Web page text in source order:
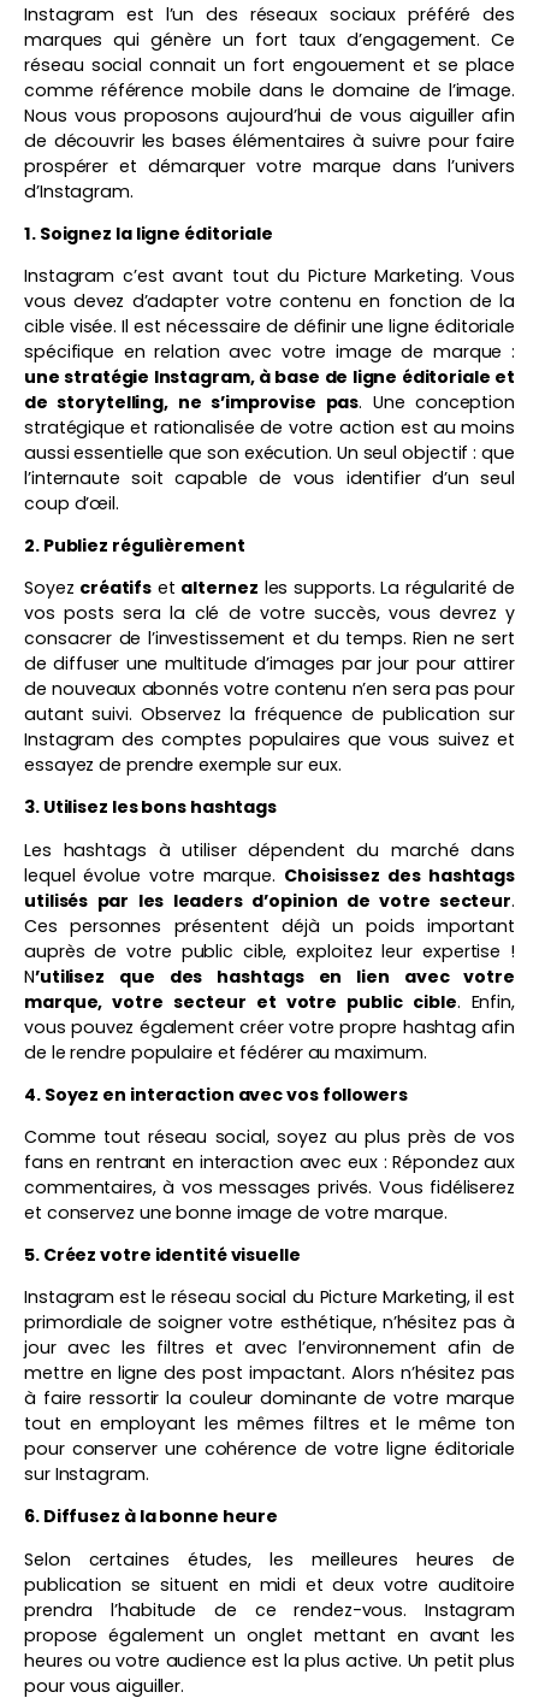
Instagram est l’un des réseaux sociaux préféré des
marques qui génère un fort taux d’engagement. Ce
réseau social connait un fort engouement et se place
comme référence mobile dans le domaine de l’image.
Nous vous proposons aujourd’hui de vous aiguiller afin
de découvrir les bases élémentaires à suivre pour faire
prospérer et démarquer votre marque dans l’univers
d’Instagram.
1. Soignez la ligne éditoriale
Instagram c’est avant tout du Picture Marketing. Vous
vous devez d’adapter votre contenu en fonction de la
cible visée. Il est nécessaire de définir une ligne éditoriale
spécifique en relation avec votre image de marque :
une stratégie Instagram, à base de ligne éditoriale et
de storytelling, ne s’improvise pas. Une conception
stratégique et rationalisée de votre action est au moins
aussi essentielle que son exécution. Un seul objectif : que
l’internaute soit capable de vous identifier d’un seul
coup d’œil.
2. Publiez régulièrement
Soyez créatifs et alternez les supports. La régularité de
vos posts sera la clé de votre succès, vous devrez y
consacrer de l’investissement et du temps. Rien ne sert
de diffuser une multitude d’images par jour pour attirer
de nouveaux abonnés votre contenu n’en sera pas pour
autant suivi. Observez la fréquence de publication sur
Instagram des comptes populaires que vous suivez et
essayez de prendre exemple sur eux.
3. Utilisez les bons hashtags
Les hashtags à utiliser dépendent du marché dans
lequel évolue votre marque. Choisissez des hashtags
utilisés par les leaders d’opinion de votre secteur.
Ces personnes présentent déjà un poids important
auprès de votre public cible, exploitez leur expertise !
N’utilisez que des hashtags en lien avec votre
marque, votre secteur et votre public cible. Enfin,
vous pouvez également créer votre propre hashtag afin
de le rendre populaire et fédérer au maximum.
4. Soyez en interaction avec vos followers
Comme tout réseau social, soyez au plus près de vos
fans en rentrant en interaction avec eux : Répondez aux
commentaires, à vos messages privés. Vous fidéliserez
et conservez une bonne image de votre marque.
5. Créez votre identité visuelle
Instagram est le réseau social du Picture Marketing, il est
primordiale de soigner votre esthétique, n’hésitez pas à
jour avec les filtres et avec l’environnement afin de
mettre en ligne des post impactant. Alors n’hésitez pas
à faire ressortir la couleur dominante de votre marque
tout en employant les mêmes filtres et le même ton
pour conserver une cohérence de votre ligne éditoriale
sur Instagram.
6. Diffusez à la bonne heure
Selon certaines études, les meilleures heures de
publication se situent en midi et deux votre auditoire
prendra l’habitude de ce rendez-vous. Instagram
propose également un onglet mettant en avant les
heures ou votre audience est la plus active. Un petit plus
pour vous aiguiller.